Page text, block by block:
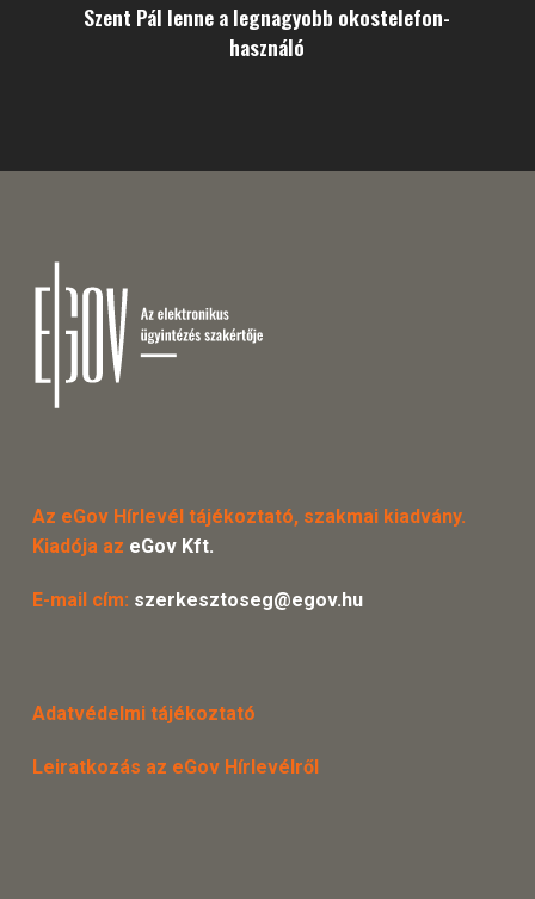
Szent Pál lenne a legnagyobb okostelefon-
használó
Az eGov Hírlevél tájékoztató, szakmai kiadvány.
Kiadója az eGov Kft.
E-mail cím: szerkesztoseg@egov.hu
Adatvédelmi tájékoztató
Leiratkozás az eGov Hírlevélről